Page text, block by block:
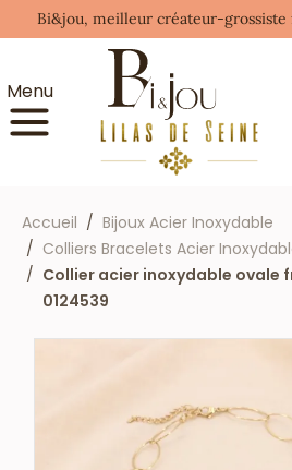
Bi&jou, meilleur créateur-grossiste
Menu
Accueil
Bijoux Acier Inoxydable
Colliers Bracelets Acier
Collier acier inoxydable ovale
0124539